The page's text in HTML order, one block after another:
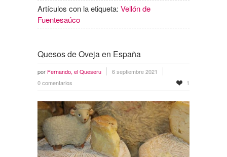
Artículos con la etiqueta: Vellón de
Fuentesaúco
Quesos de Oveja en España
por Fernando, el Queseru
6 septiembre 2021
0 comentarios
1